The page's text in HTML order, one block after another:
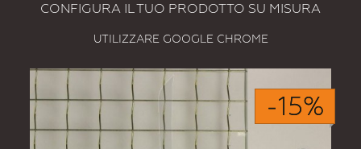
CONFIGURA IL TUO PRODOTTO SU MISURA
UTILIZZARE GOOGLE CHROME
-15%